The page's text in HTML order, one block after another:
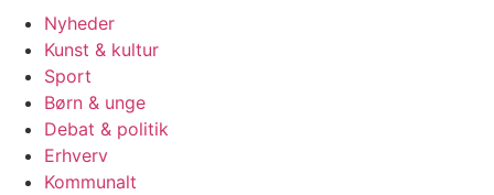
Nyheder
Kunst & kultur
Sport
Børn & unge
Debat & politik
Erhverv
Kommunalt